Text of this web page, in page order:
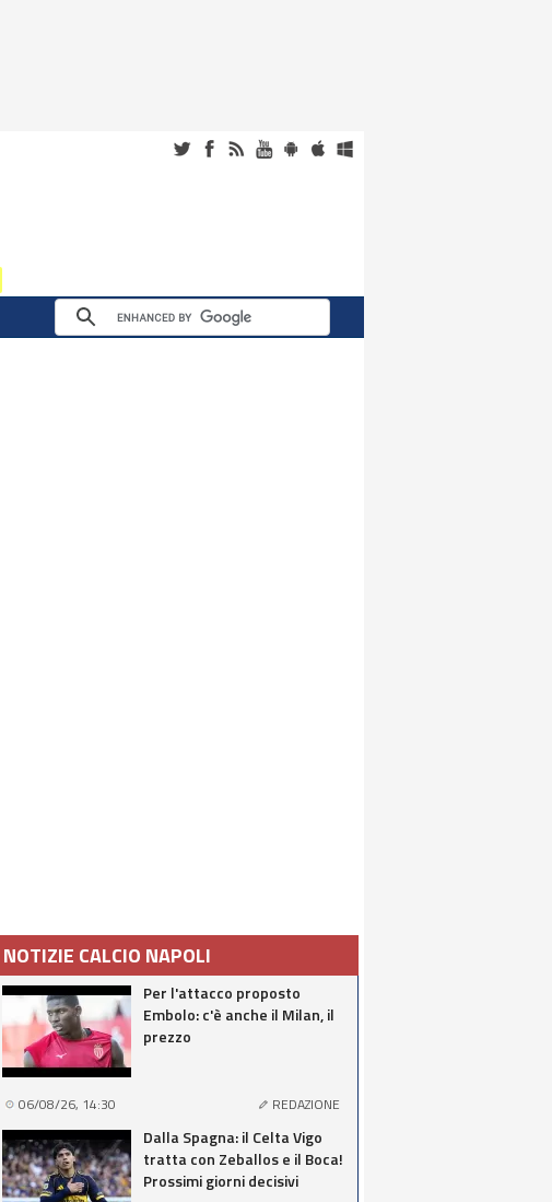
NOTIZIE CALCIO NAPOLI
Per l'attacco proposto
Embolo: c'è anche il Milan, il
prezzo
06/08/26, 14:30 REDAZIONE
Dalla Spagna: il Celta Vigo
tratta con Zeballos e il Boca!
Prossimi giorni decisivi